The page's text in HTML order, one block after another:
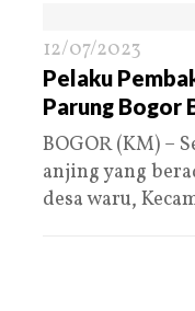
12/07/2023
Pelaku
Parung Bogor
BOGOR (KM) –
anjing yang
desa waru,